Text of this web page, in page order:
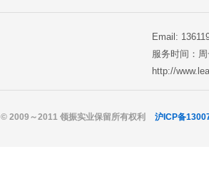
Email:
服务时间：
http://
© 2009～2011 领振实业保留所有权利 沪ICP备